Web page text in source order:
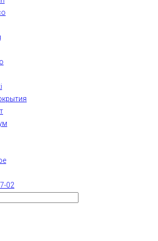
02